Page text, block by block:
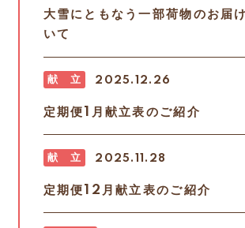
大雪にともなう一部荷物のお届
いて
2025.12.26
献 立
定期便1月献立表のご紹介
2025.11.28
献 立
定期便12月献立表のご紹介